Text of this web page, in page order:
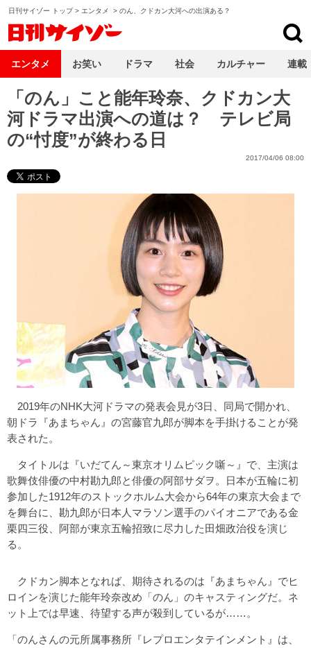
日刊サイゾー トップ> エンタメ > のん、クドカン大河への出演ある？
「のん」こと能年玲奈、クドカン大
河ドラマ出演への道は？ テレビ局
の“忖度”が終わる日
2017/04/06 08:00
2019年のNHK大河ドラマの発表会見が3日、同局で開かれ、
朝ドラ『あまちゃん』の宮藤官九郎が脚本を手掛けることが発
表された。
タイトルは『いだてん～東京オリムピック噺～』で、主演は
歌舞伎俳優の中村勘九郎と俳優の阿部サダヲ。日本が五輪に初
参加した1912年のストックホルム大会から64年の東京大会まで
を舞台に、勘九郎が日本人マラソン選手のパイオニアである金
栗四三役、阿部が東京五輪招致に尽力した田畑政治役を演じ
る。
クドカン脚本となれば、期待されるのは『あまちゃん』でヒ
ロインを演じた能年玲奈改め「のん」のキャスティングだ。ネ
ット上では早速、待望する声が殺到しているが……。
「のんさんの元所属事務所『レプロエンタテインメント』は、
エンタメ お笑い ドラマ 社会 カルチャー 連載